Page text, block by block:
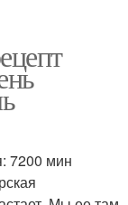
7200 мин